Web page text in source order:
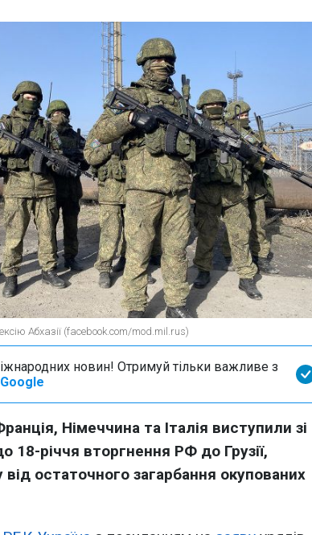
Абхазії (facebook.com/mod.mil.rus)
новин! Отримуй тільки важливе з
Німеччина та Італія виступили зі
18-річчя вторгнення РФ до Грузії,
остаточного загарбання окупованих